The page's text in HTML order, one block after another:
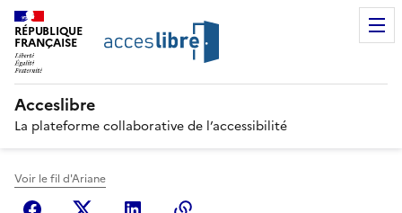
RÉPUBLIQUE
FRANÇAISE
Acceslibre
La plateforme collaborative de l’accessibilité
Voir le fil d'Ariane